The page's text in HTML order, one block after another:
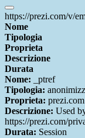
https://prezi.com/v/
Nome
Tipologia
Proprieta
Descrizione
Durata
Nome: _ptref
Tipologia:
Proprieta: prezi.com
Descrizione: Used
https://prezi.com/
Durata: Session